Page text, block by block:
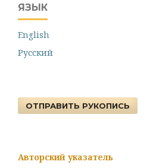
ЯЗЫК
English
Русский
ОТПРАВИТЬ РУКОПИСЬ
Авторский указатель